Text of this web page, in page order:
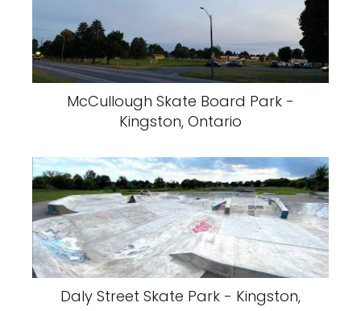
McCullough Skate Board Park -
Kingston, Ontario
Daly Street Skate Park - Kingston,